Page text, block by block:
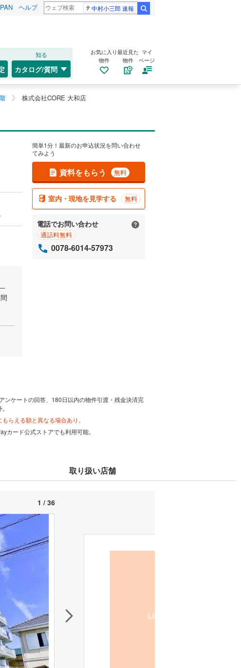
ヘルプ 中村小三郎 速報
知る
カタログ/質問
お気に入り
物件
最近見た
物件
マイ
ページ
株式会社CORE 大和店
簡単1分！最新のお申込状況を問い合わせ
てみよう
資料をもらう 無料
室内・現地を見学する 無料
電話でお問い合わせ
通話料無料
0078-6014-57973
ンケートの回答、180日以内の物件引渡・残金決済完
らえる額と異なる場合あり。
カード公式ストアでも利用可能。
取り扱い店舗
1 / 36